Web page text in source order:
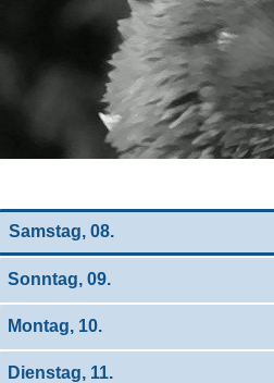
Samstag, 08.
Sonntag, 09.
Montag, 10.
Dienstag, 11.